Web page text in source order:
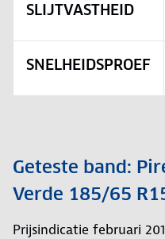
SLIJTVASTHEID
SNELHEIDSPROEF
Geteste band:
Verde 185/65
Prijsindicatie februari